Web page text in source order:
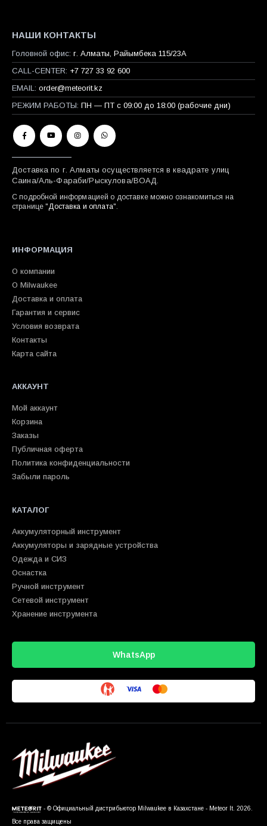
НАШИ КОНТАКТЫ
Головной офис: г. Алматы, Райымбека 115/23A
CALL-CENTER: +7 727 33 92 600
EMAIL: order@meteorit.kz
РЕЖИМ РАБОТЫ: ПН — ПТ с 09:00 до 18:00 (рабочие дни)
Доставка по г. Алматы осуществляется в квадрате улиц
Саина/Аль-Фараби/Рыскулова/ВОАД.
С подробной информацией о доставке можно ознакомиться на
странице " Доставка и оплата".
ИНФОРМАЦИЯ
О компании
О Milwaukee
Доставка и оплата
Гарантия и сервис
Условия возврата
Контакты
Карта сайта
АККАУНТ
Мой аккаунт
Корзина
Заказы
Публичная оферта
Политика конфиденциальности
Забыли пароль
КАТАЛОГ
Аккумуляторный инструмент
Аккумуляторы и зарядные устройства
Одежда и СИЗ
Оснастка
Ручной инструмент
Сетевой инструмент
Хранение инструмента
WhatsApp
- © Официальный дистрибьютор Milwaukee в Казахстане - Meteor It. 2026.
Все права защищены